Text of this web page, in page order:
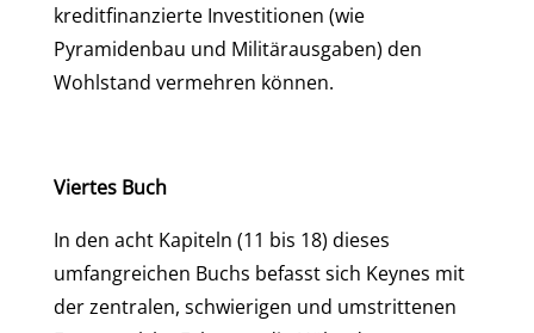
kreditfinanzierte Investitionen (wie
Pyramidenbau und Militärausgaben) den
Wohlstand vermehren können.
Viertes Buch
In den acht Kapiteln (11 bis 18) dieses
umfangreichen Buchs befasst sich Keynes mit
der zentralen, schwierigen und umstrittenen